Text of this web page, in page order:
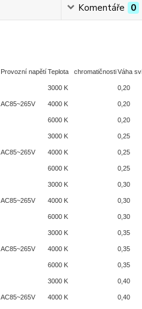
Komentáře 0
Provozní napětíTeplota chromatičnostiVáha
AC85~265V
3000 K 0,20
4000 K 0,20
6000 K 0,20
AC85~265V
3000 K 0,25
4000 K 0,25
6000 K 0,25
AC85~265V
3000 K 0,30
4000 K 0,30
6000 K 0,30
AC85~265V
3000 K 0,35
4000 K 0,35
6000 K 0,35
AC85~265V
3000 K 0,40
4000 K 0,40